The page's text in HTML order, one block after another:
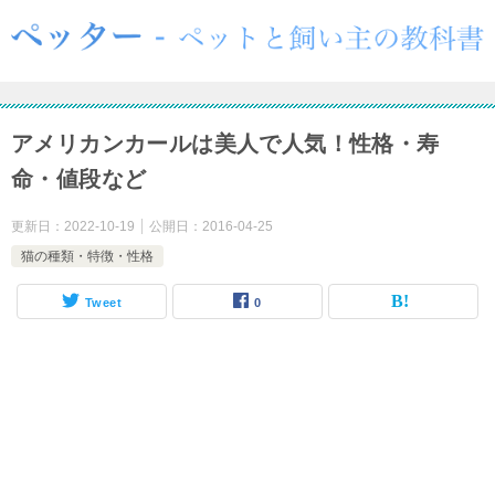
アメリカンカールは美人で人気！性格・寿
命・値段など
更新日： 2022-10-19 公開日： 2016-04-25
猫の種類・特徴・性格
Tweet 0